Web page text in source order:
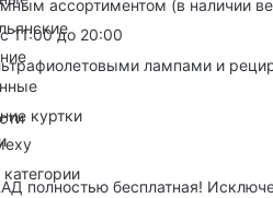
куртки
ассортиментом (в наличии
11:00 до 20:00
лампами и
полностью бесплатная!